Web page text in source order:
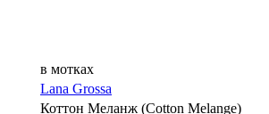
в мотках
Lana Grossa
Коттон Меланж (Cotton Melange)